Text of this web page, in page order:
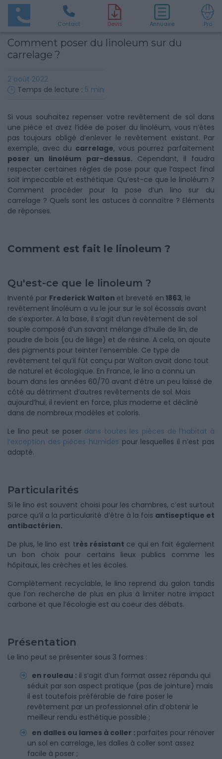
Contact Devis Annuaire Pro
Comment poser du linoleum sur du
carrelage ?
2 août 2022
Temps de lecture : 5 min
Si vous souhaitez repenser votre revêtement de sol dans
une pièce et avez l’idée de poser du linoléum, vous n’êtes
pas toujours obligé d’enlever le revêtement existant. Par
exemple, avec du carrelage, vous pourrez parfaitement
poser un linoléum par-dessus. Cependant, il faudra
respecter certaines règles de pose pour que l’aspect final
soit impeccable et esthétique. Qu’est-ce que le linoléum ?
Comment procéder pour la pose d’un lino sur du
carrelage ? Quels sont les astuces à connaître ? Eléments
de réponses.
Comment est fait le linoleum ?
Qu'est-ce que le linoleum ?
Inventé par Frederick Walton et breveté en 1863, le
revêtement linoléum a vu le jour sur le sol écossais avant
de s’exporter. A la base, il s’agit d’un revêtement de sol
souple composé d’un savant mélange d’huile de lin, de
poudre de bois (ou de liège) et de résine. A cela, on ajoute
des pigments pour teinter l’ensemble. Ce type de
revêtement tel qu’il fût conçu par Walton avait donc tout
de naturel et écologique. En France, le lino a connu un
boum dans les années 60/70 avant d’être un peu laissé de
côté au détriment d’autres revêtements de sol. Mais
aujourd’hui, il revient en force, plus moderne et décliné
dans de nombreux modèles et coloris.
Le lino peut se poser dans toutes les pièces de l’habitat à
l’exception des pièces humides pour lesquelles il n’est pas
adapté.
Particularités
Si le lino est souvent choisi pour les chambres, c’est surtout
parce qu’il a la particularité d’être à la fois antiseptique et
antibactérien.
De plus, le lino est très résistant ce qui en fait également
un bon choix pour certains lieux publics comme les
hôpitaux, les crèches et les écoles.
Complètement recyclable, le lino reprend du galon tandis
que l’on recherche de plus en plus à limiter notre impact
carbone et que l’écologie est au coeur des débats.
Présentation
Le lino peut se présenter sous 3 formes :
en rouleau : il s’agit d’un format assez répandu qui
séduit par son aspect pratique (pas de jointure) mais
il est toutefois préférable de faire poser le
revêtement par un professionnel afin d’obtenir le
meilleur rendu esthétique possible ;
en dalles ou lames à coller : parfaites pour rénover
un sol en carrelage, les dalles à coller sont assez
facile à poser ;